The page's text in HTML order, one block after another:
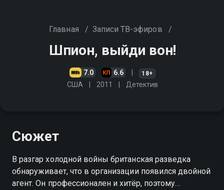
Главная / Записи ТВ-эфиров /
Шпион, выйди вон!
7.0 6.6 18+
США 2011 Детектив
Сюжет
В разгар холодной войны британская разведка
обнаруживает, что в организации появился двойной
агент. Он профессионален и хитёр, поэтому